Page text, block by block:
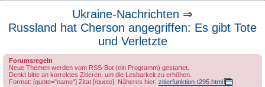
Ukraine-Nachrichten ⇒
Russland hat Cherson angegriffen: Es gibt Tote
und Verletzte
Forumsregeln
Neue Themen werden vom RSS-Bot (ein Programm) gestartet.
Denkt bitte an korrektes Zitieren, um die Lesbarkeit zu erhöhen.
Format: [quote="name"] Zitat [/quote]. Näheres hier: zitierfunktion-t295.html